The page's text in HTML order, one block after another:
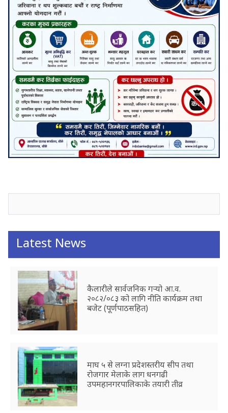
Latest News
कैलारीले सार्वजनिक गर्‍यो आ.व.
२०८२/०८३ को लागि नीति कार्यक्रम तथा
बजेट (पूर्णपाठसहित)
माघ ५ से लग्ना प्रदेशस्तरीय सीप तथा
रोजगार मेलाके लाग धनगढी
उपमहानगरपालिकाके तयारी तीव्र